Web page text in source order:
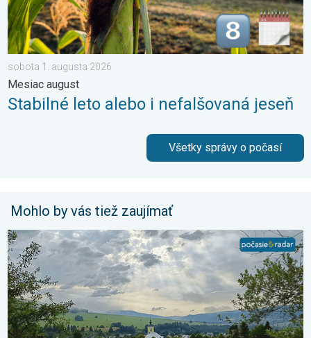
sobota 1. augusta 2026
Mesiac august
Stabilné leto alebo i nefalšovaná jeseň
Všetky správy o počasí
Mohlo by vás tiež zaujímať
Z každého rožku trošku. 3-dňová predpoveď. . . pondelok 6.